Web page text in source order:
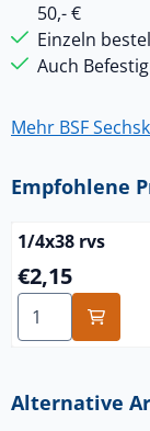
50,- €
Einzeln
Auch
Mehr BSF
Empfohlene
1/4x38 rvs
Preis: 2,15
€2,15
Anzahl wählen
Alternative